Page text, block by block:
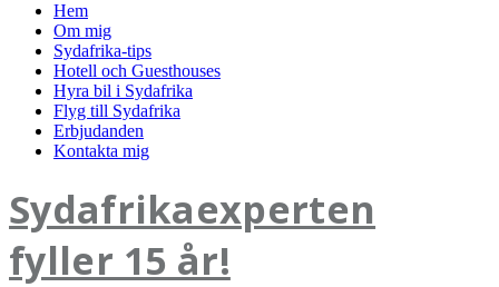
Hem
Om mig
Sydafrika-tips
Hotell och Guesthouses
Hyra bil i Sydafrika
Flyg till Sydafrika
Erbjudanden
Kontakta mig
Sydafrikaexperten
fyller 15 år!